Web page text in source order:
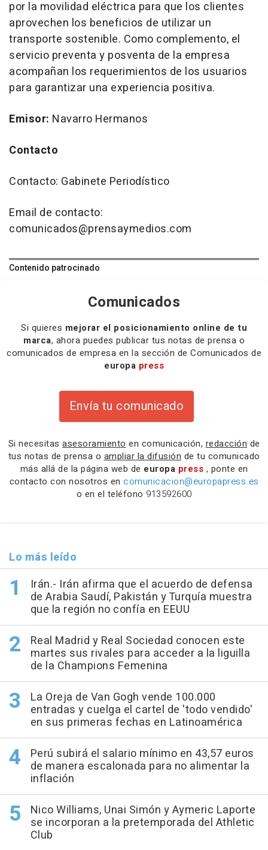
por la movilidad eléctrica para que los clientes
aprovechen los beneficios de utilizar un
transporte sostenible. Como complemento, el
servicio preventa y posventa de la empresa
acompañan los requerimientos de los usuarios
para garantizar una experiencia positiva.
Emisor: Navarro Hermanos
Contacto
Contacto: Gabinete Periodístico
Email de contacto:
comunicados@prensaymedios.com
Contenido patrocinado
Comunicados
Si quieres mejorar el posicionamiento online de tu
marca, ahora puedes publicar tus notas de prensa o
comunicados de empresa en la sección de Comunicados de
europa press
Envía tu comunicado
Si necesitas asesoramiento en comunicación, redacción de
tus notas de prensa o ampliar la difusión de tu comunicado
más allá de la página web de europa press , ponte en
contacto con nosotros en comunicacion@europapress.es
o en el teléfono 913592600
Lo más leído
Irán.- Irán afirma que el acuerdo de defensa
de Arabia Saudí, Pakistán y Turquía muestra
que la región no confía en EEUU
Real Madrid y Real Sociedad conocen este
martes sus rivales para acceder a la liguilla
de la Champions Femenina
La Oreja de Van Gogh vende 100.000
entradas y cuelga el cartel de 'todo vendido'
en sus primeras fechas en Latinoamérica
Perú subirá el salario mínimo en 43,57 euros
de manera escalonada para no alimentar la
inflación
Nico Williams, Unai Simón y Aymeric Laporte
se incorporan a la pretemporada del Athletic
Club